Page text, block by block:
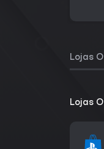
Lojas
Lojas